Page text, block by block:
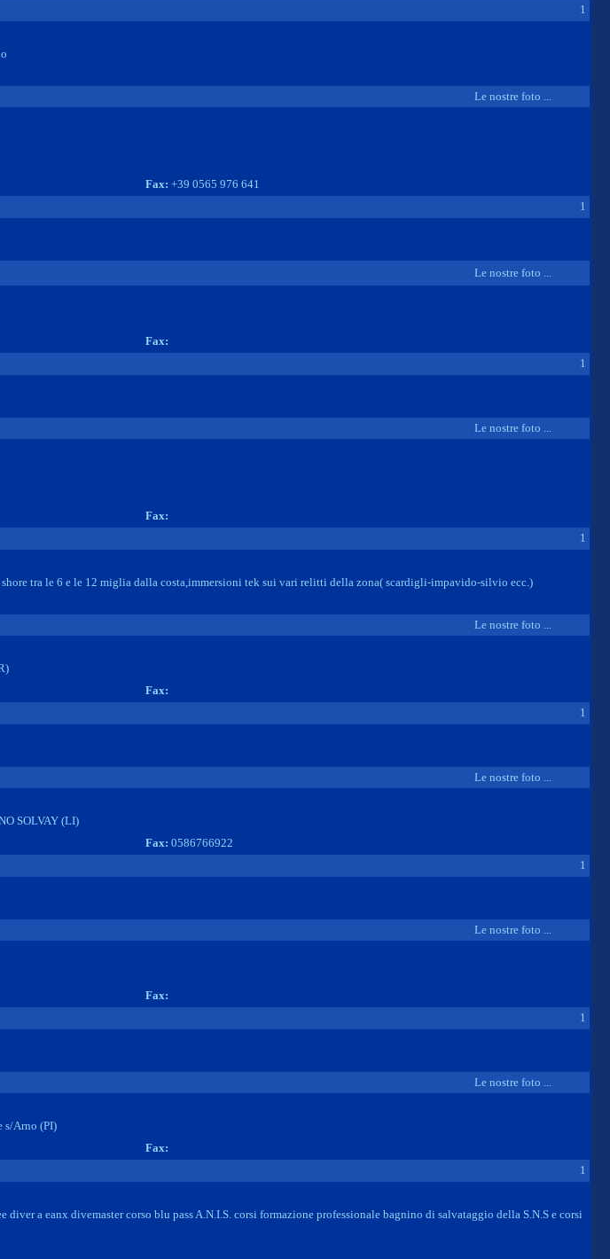
1
Le nostre foto ...
Fax: +39 0565 976 641
1
Le nostre foto ...
Fax:
1
Le nostre foto ...
Fax:
1
tra le 6 e le 12 miglia dalla costa,immersioni tek sui vari relitti della zona( scardigli-impavido-silvio ecc.)
Le nostre foto ...
Fax:
1
Le nostre foto ...
SOLVAY (LI)
Fax: 0586766922
1
Le nostre foto ...
Fax:
1
Le nostre foto ...
s/Arno (PI)
Fax:
1
diver a eanx divemaster corso blu pass A.N.I.S. corsi formazione professionale bagnino di salvataggio della S.N.S e corsi